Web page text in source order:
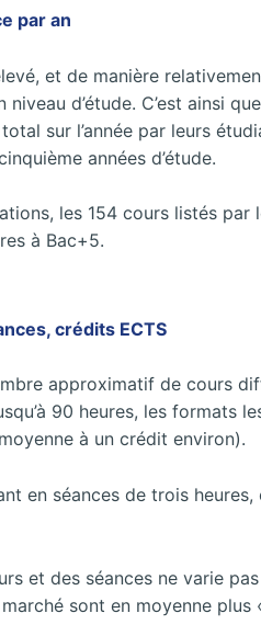
par an
et de manière
niveau d’étude. C’est ainsi
sur l’année par leurs
années d’étude.
les 154 cours listés
à Bac+5.
crédits ECTS
approximatif de cours
90 heures, les formats
à un crédit environ).
en séances de trois
et des séances ne varie
sont en moyenne